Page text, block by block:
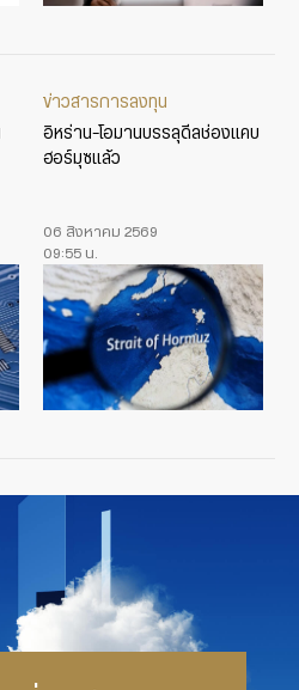
ข่าวสารการลงทุน
อิหร่าน-โอมานบรรลุดีลช่องแคบ
ฮอร์มุซแล้ว
06 สิงหาคม 2569
09:55 น.